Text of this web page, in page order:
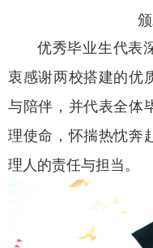
优秀毕业生代表
衷感谢两校搭建的优
与陪伴，并代表全体
理使命，怀揣热忱奔
理人的责任与担当。